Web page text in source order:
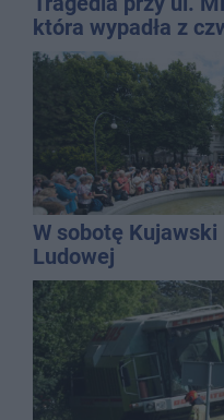
która wypadła z
W sobotę
Ludowej